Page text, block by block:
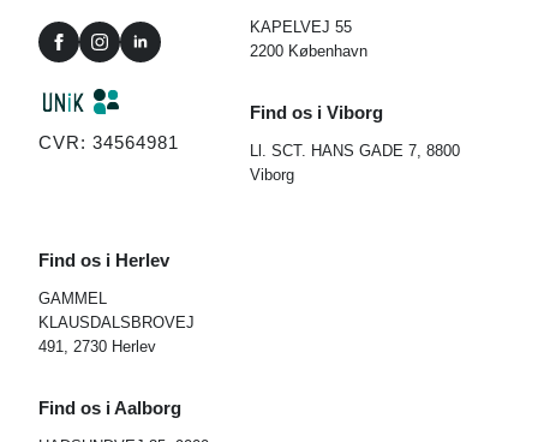
CVR: 34564981
KAPELVEJ 55
2200 København
Find os i Viborg
Ll. SCT. HANS GADE 7, 8800
Viborg
Find os i Herlev
GAMMEL
KLAUSDALSBROVEJ
491, 2730 Herlev
Find os i Aalborg